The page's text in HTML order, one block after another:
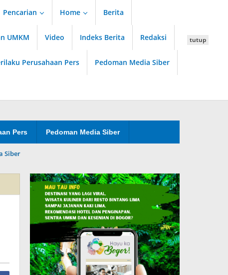
Pencarian Home Berita
UMKM Video Indeks Berita Redaksi
Perusahaan Pers Pedoman Media Siber
Pers Pedoman Media Siber
Siber
tutup